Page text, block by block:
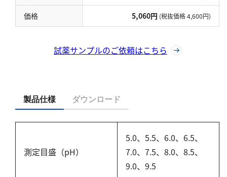
価格 5,060円 (税抜価格 4,600円)
試薬サンプルのご依頼はこちら
製品仕様 ダウンロード
測定目盛（pH）
5.0、5.5、6.0、6.5、
7.0、7.5、8.0、8.5、
9.0、9.5
塩素
二酸化塩素
硫黄
亜硫酸